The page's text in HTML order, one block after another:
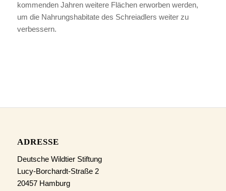
kommenden Jahren weitere Flächen erworben werden,
um die Nahrungshabitate des Schreiadlers weiter zu
verbessern.
ADRESSE
Deutsche Wildtier Stiftung
Lucy-Borchardt-Straße 2
20457 Hamburg